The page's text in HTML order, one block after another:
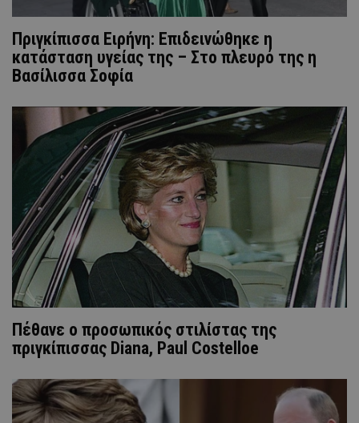
Πριγκίπισσα Ειρήνη: Επιδεινώθηκε η
κατάσταση υγείας της – Στο πλευρό της η
Βασίλισσα Σοφία
Πέθανε ο προσωπικός στιλίστας της
πριγκίπισσας Diana, Paul Costelloe